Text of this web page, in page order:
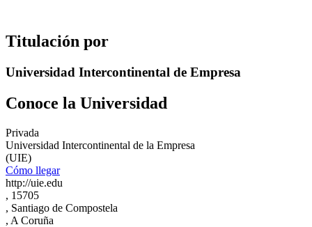
Titulación por
Universidad Intercontinental de Empresa
Conoce la Universidad
Privada
Universidad Intercontinental de la Empresa
(UIE)
Cómo llegar
http://uie.edu
, 15705
, Santiago de Compostela
, A Coruña